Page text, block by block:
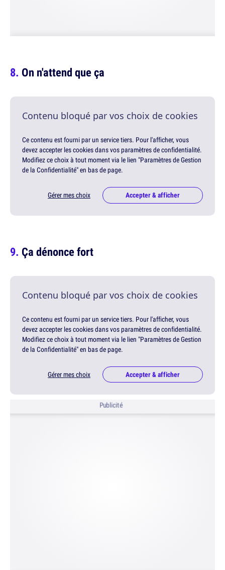
On n'attend que ça
Contenu bloqué par vos choix de cookies
Ce contenu est fourni par un service tiers. Pour l'afficher, vous
devez accepter les cookies dans vos paramètres de confidentialité.
Modifiez ce choix à tout moment via le lien "Paramètres de Gestion
de la Confidentialité" en bas de page.
Gérer mes choix Accepter & afficher
Ça dénonce fort
Contenu bloqué par vos choix de cookies
Ce contenu est fourni par un service tiers. Pour l'afficher, vous
devez accepter les cookies dans vos paramètres de confidentialité.
Modifiez ce choix à tout moment via le lien "Paramètres de Gestion
de la Confidentialité" en bas de page.
Gérer mes choix Accepter & afficher
Publicité